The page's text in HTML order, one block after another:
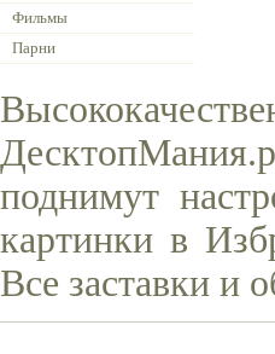
Фильмы
Парни
поднимут
картинки в
Все заставки и